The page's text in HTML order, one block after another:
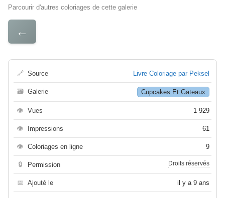
Parcourir d'autres coloriages de cette galerie
←
🔗 Source Livre Coloriage par Peksel
🗃 Galerie Cupcakes Et Gateaux
👁 Vues 1 929
👁 Impressions 61
👁 Coloriages en ligne 9
🔒 Permission Droits réservés
📅 Ajouté le il y a 9 ans